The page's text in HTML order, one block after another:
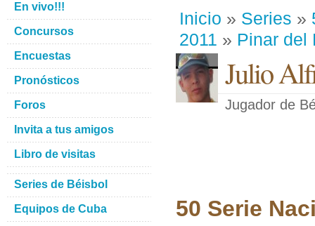
Inicio » Series »
2011 » Pinar del
Julio
Jugador de
50 Serie
En vivo!!!
Concursos
Encuestas
Pronósticos
Foros
Invita a tus amigos
Libro de visitas
Series de Béisbol
Equipos de Cuba